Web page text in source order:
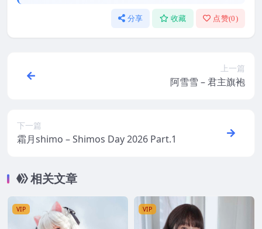
分享 收藏 点赞(0)
上一篇
阿雪雪 – 君主旗袍
下一篇
霜月shimo – Shimos Day 2026 Part.1
相关文章
VIP VIP